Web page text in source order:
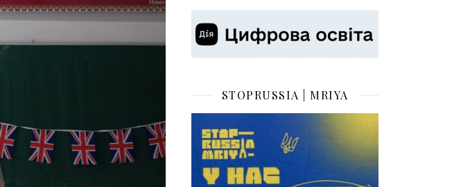
STOPRUSSIA | MRIYA